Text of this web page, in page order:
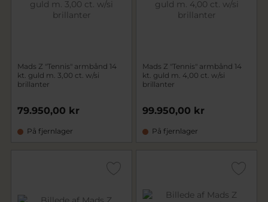
Mads Z "Tennis" armbånd 14
kt. guld m. 3,00 ct. w/si
brillanter
79.950,00 kr
På fjernlager
Mads Z "Tennis" armbånd 14
kt. guld m. 4,00 ct. w/si
brillanter
99.950,00 kr
På fjernlager